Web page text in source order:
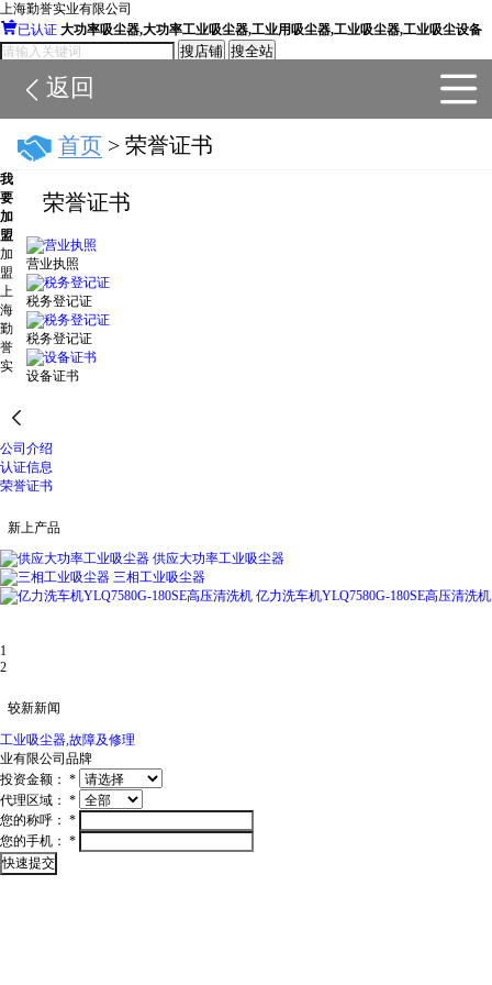
上海勤誉实业有限公司
已认证 大功率吸尘器,大功率工业吸尘器,工业用吸尘器,工业吸尘器,工业吸尘设备
搜店铺 搜全站
返回
 首页> 荣誉证书
荣誉证书
营业执照
税务登记证
税务登记证
设备证书

公司简介
公司介绍
认证信息
荣誉证书
新上产品
供应大功率工业吸尘器
三相工业吸尘器
亿力洗车机YLQ7580G-180SE高压清洗机
1
2
较新新闻
工业吸尘器,故障及修理
我
要
加
盟
加
盟
上
海
勤
誉
实
业有限公司品牌
投资金额： *
代理区域： *
您的称呼： *
您的手机： *